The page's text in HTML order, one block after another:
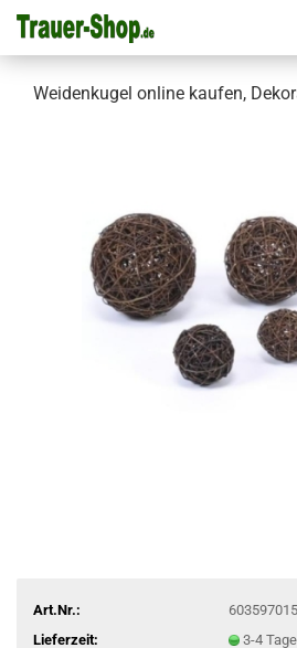
Weidenkugel online kaufen,
Art.Nr.:
Lieferzeit:
3-4 Tage